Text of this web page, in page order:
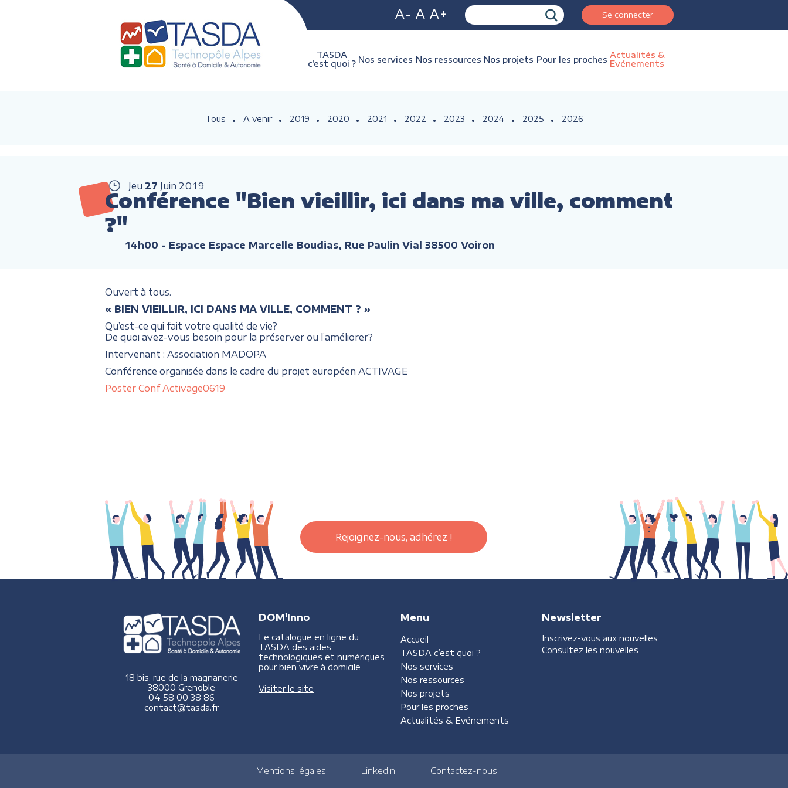
A- A A+ Se connecter
TASDA
c’est quoi ? Nos services Nos ressources Nos projets Pour les proches Actualités &
Evénements
Tous A venir 2019 2020 2021 2022 2023 2024 2025 2026
Jeu 27 Juin 2019
Conférence "Bien vieillir, ici dans ma ville, comment
?"
14h00 - Espace Espace Marcelle Boudias, Rue Paulin Vial 38500 Voiron
Ouvert à tous.
« BIEN VIEILLIR, ICI DANS MA VILLE, COMMENT ? »
Qu’est-ce qui fait votre qualité de vie?
De quoi avez-vous besoin pour la préserver ou l’améliorer?
Intervenant : Association MADOPA
Conférence organisée dans le cadre du projet européen ACTIVAGE
Poster Conf Activage0619
Rejoignez-nous, adhérez !
18 bis, rue de la magnanerie
38000 Grenoble
04 58 00 38 86
contact@tasda.fr
DOM'Inno
Le catalogue en ligne du
TASDA des aides
technologiques et numériques
pour bien vivre à domicile
Visiter le site
Menu
Accueil
TASDA c’est quoi ?
Nos services
Nos ressources
Nos projets
Pour les proches
Actualités & Evénements
Newsletter
Inscrivez-vous aux nouvelles
Consultez les nouvelles
Mentions légales LinkedIn Contactez-nous